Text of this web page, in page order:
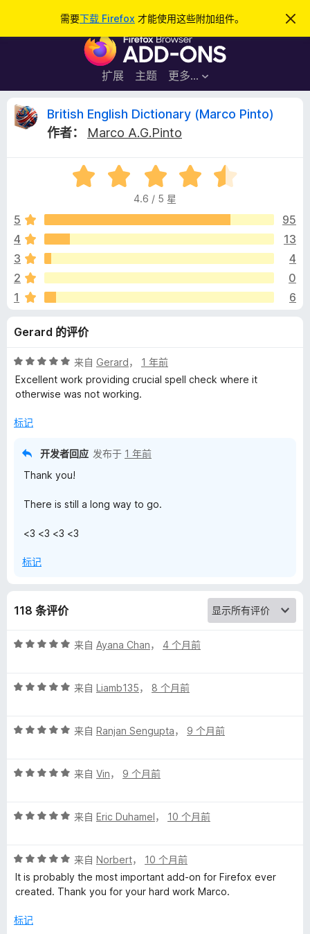
需要下载 Firefox 才能使用这些附加组件。
忽
此
F
r
e
f
x
览
器
附
加
件
扩展 主题 更多…
登录
B
t
i
s
h
E
n
l
i
s
i
c
t
i
n
a
r
y
British English Dictionary (Marco Pinto)
作者：
Marco A.G.Pinto
评
分
.
/
4.6 / 5 星
5
95
4
13
3
4
2
0
1
6
Gerard 的评价
评
分
5
5
来自 Gerard， 1 年前
Excellent work providing crucial spell check where it
otherwise was not working.
标记
开发者回应 发布于 1 年前
Thank you!
There is still a long way to go.
<3 <3 <3 <3
标记
118 条评价
评
/
来自 Ayana Chan， 4 个月前
评
/
来自 Liamb135， 8 个月前
评
/
来自 Ranjan Sengupta， 9 个月前
评
/
来自 Vin， 9 个月前
评
/
5
来自 Eric Duhamel， 10 个月前
评
分
5
5
来自 Norbert， 10 个月前
It is probably the most important add-on for Firefox ever
created. Thank you for your hard work Marco.
标记